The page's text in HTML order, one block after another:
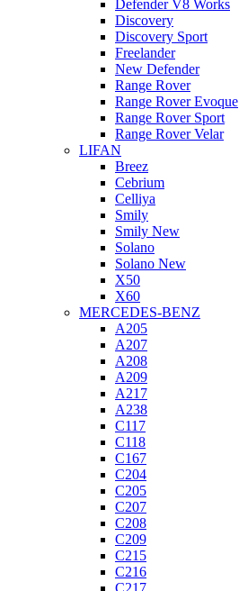
Defender V8 Works
Discovery
Discovery Sport
Freelander
New Defender
Range Rover
Range Rover Evoque
Range Rover Sport
Range Rover Velar
LIFAN
Breez
Cebrium
Celliya
Smily
Smily New
Solano
Solano New
X50
X60
MERCEDES-BENZ
A205
A207
A208
A209
A217
A238
C117
C118
C167
C204
C205
C207
C208
C209
C215
C216